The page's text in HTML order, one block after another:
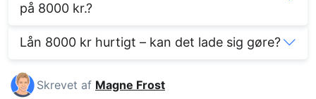
på 8000 kr.?
Lån 8000 kr hurtigt – kan det lade sig gøre?
Skrevet af Magne Frost